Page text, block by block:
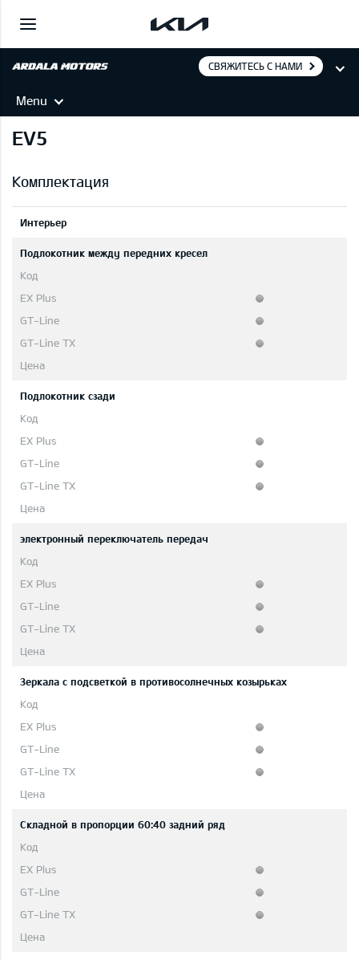
СВЯЖИТЕСЬ С НАМИ
Menu
EV5
Комплектация
Интерьер
Подлокотник между передних кресел
Подлокотник сзади
электронный переключатель передач
Зеркала с подсветкой в противосолнечных козырьках
Складной в пропорции 60:40 задний ряд